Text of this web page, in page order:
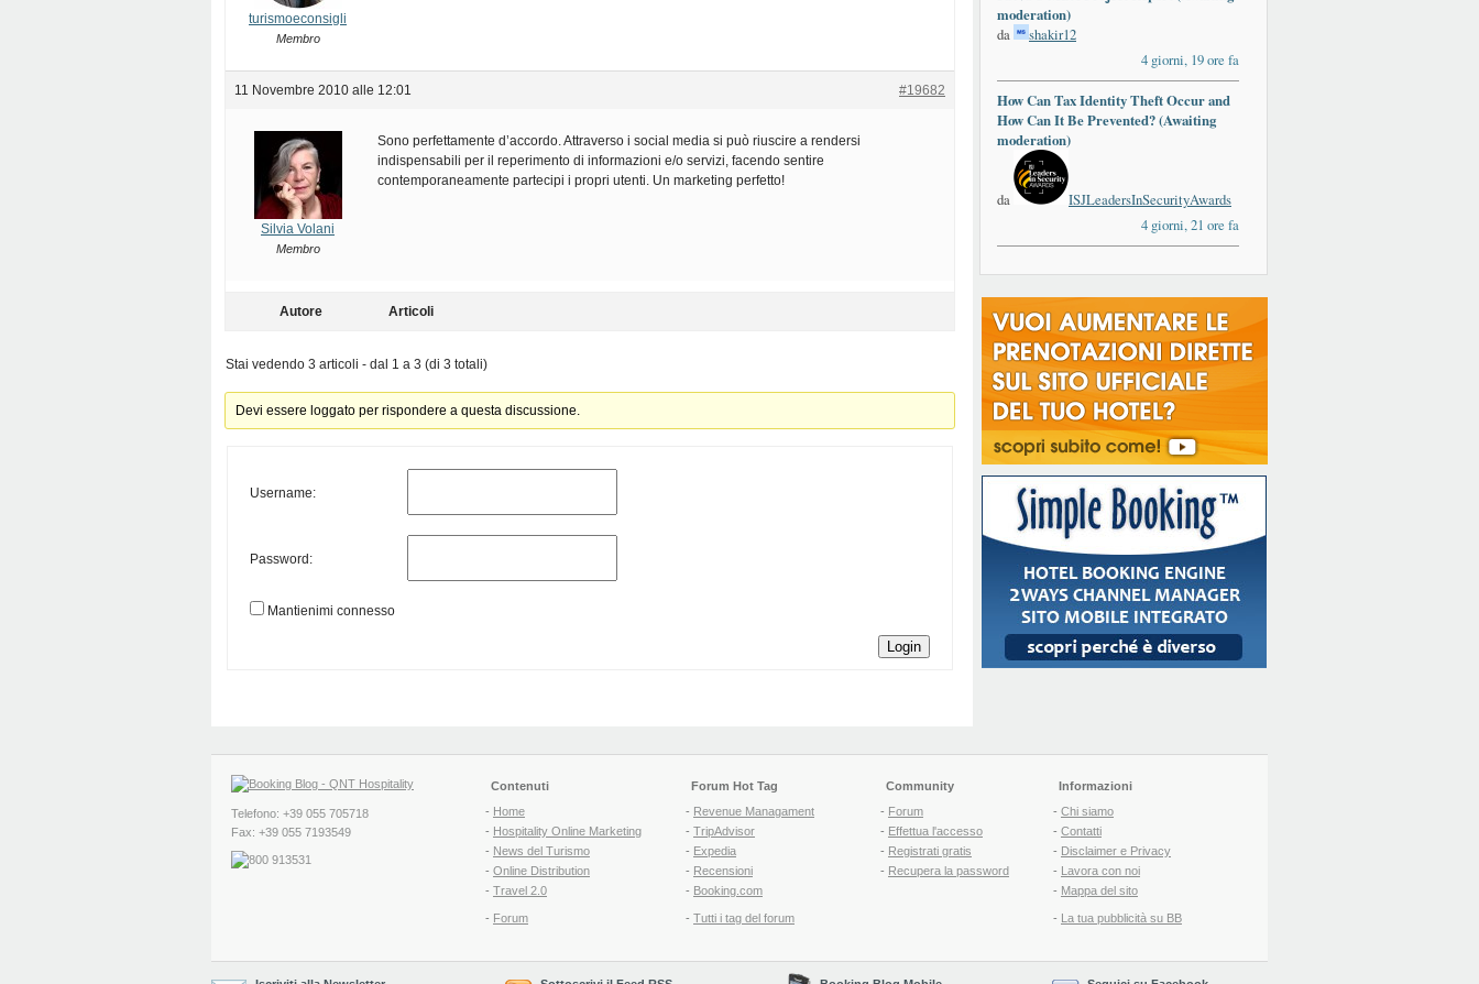
turismoeconsigli
Membro
11 Novembre 2010 alle 12:01 #19682
Silvia Volani
Membro
Sono perfettamente d’accordo. Attraverso i social media si può riuscire a rendersi
indispensabili per il reperimento di informazioni e/o servizi, facendo sentire
contemporaneamente partecipi i propri utenti. Un marketing perfetto!
Autore Articoli
Stai vedendo 3 articoli - dal 1 a 3 (di 3 totali)
Devi essere loggato per rispondere a questa discussione.
Username:
Password:
Mantienimi connesso
Login
moderation)
da
shakir12
4 giorni, 19 ore fa
How Can Tax Identity Theft Occur and
How Can It Be Prevented? (Awaiting
moderation)
da
ISJLeadersInSecurityAwards
4 giorni, 21 ore fa
Telefono: +39 055 705718
Fax: +39 055 7193549
Contenuti
- Home
- Hospitality Online Marketing
- News del Turismo
- Online Distribution
- Travel 2.0
- Forum
Forum Hot Tag
- Revenue Managament
- TripAdvisor
- Expedia
- Recensioni
- Booking.com
- Tutti i tag del forum
Community
- Forum
- Effettua l'accesso
- Registrati gratis
- Recupera la password
Informazioni
- Chi siamo
- Contatti
- Disclaimer e Privacy
- Lavora con noi
- Mappa del sito
- La tua pubblicità su BB